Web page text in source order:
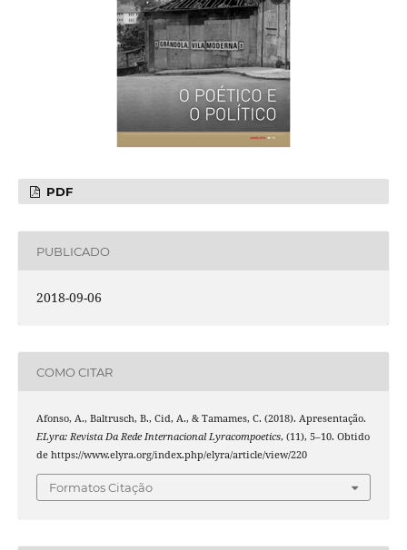
PDF
PUBLICADO
2018-09-06
COMO CITAR
Afonso, A., Baltrusch, B., Cid, A., & Tamames, C. (2018). Apresentação.
ELyra: Revista Da Rede Internacional Lyracompoetics, (11), 5–10. Obtido
de https://www.elyra.org/index.php/elyra/article/view/220
Formatos Citação